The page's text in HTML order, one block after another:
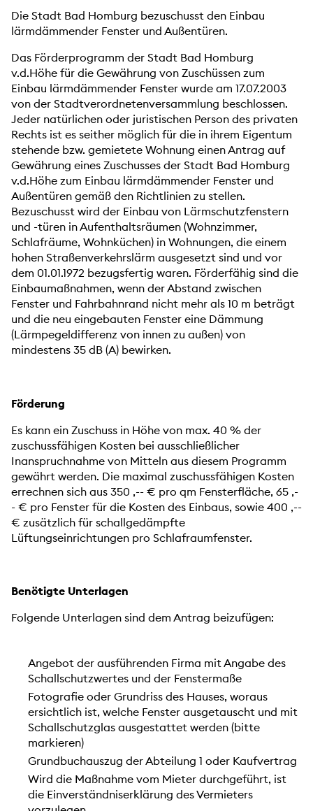
Die Stadt Bad Homburg bezuschusst den Einbau
lärmdämmender Fenster und Außentüren.
Das Förderprogramm der Stadt Bad Homburg
v.d.Höhe für die Gewährung von Zuschüssen zum
Einbau lärmdämmender Fenster wurde am 17.07.2003
von der Stadtverordnetenversammlung beschlossen.
Jeder natürlichen oder juristischen Person des privaten
Rechts ist es seither möglich für die in ihrem Eigentum
stehende bzw. gemietete Wohnung einen Antrag auf
Gewährung eines Zuschusses der Stadt Bad Homburg
v.d.Höhe zum Einbau lärmdämmender Fenster und
Außentüren gemäß den Richtlinien zu stellen.
Bezuschusst wird der Einbau von Lärmschutzfenstern
und -türen in Aufenthaltsräumen (Wohnzimmer,
Schlafräume, Wohnküchen) in Wohnungen, die einem
hohen Straßenverkehrslärm ausgesetzt sind und vor
dem 01.01.1972 bezugsfertig waren. Förderfähig sind die
Einbaumaßnahmen, wenn der Abstand zwischen
Fenster und Fahrbahnrand nicht mehr als 10 m beträgt
und die neu eingebauten Fenster eine Dämmung
(Lärmpegeldifferenz von innen zu außen) von
mindestens 35 dB (A) bewirken.
Förderung
Es kann ein Zuschuss in Höhe von max. 40 % der
zuschussfähigen Kosten bei ausschließlicher
Inanspruchnahme von Mitteln aus diesem Programm
gewährt werden. Die maximal zuschussfähigen Kosten
errechnen sich aus 350 ,-- € pro qm Fensterfläche, 65 ,-
- € pro Fenster für die Kosten des Einbaus, sowie 400 ,--
€ zusätzlich für schallgedämpfte
Lüftungseinrichtungen pro Schlafraumfenster.
Benötigte Unterlagen
Folgende Unterlagen sind dem Antrag beizufügen:
Angebot der ausführenden Firma mit Angabe des
Schallschutzwertes und der Fenstermaße
Fotografie oder Grundriss des Hauses, woraus
ersichtlich ist, welche Fenster ausgetauscht und mit
Schallschutzglas ausgestattet werden (bitte
markieren)
Grundbuchauszug der Abteilung 1 oder Kaufvertrag
Wird die Maßnahme vom Mieter durchgeführt, ist
die Einverständniserklärung des Vermieters